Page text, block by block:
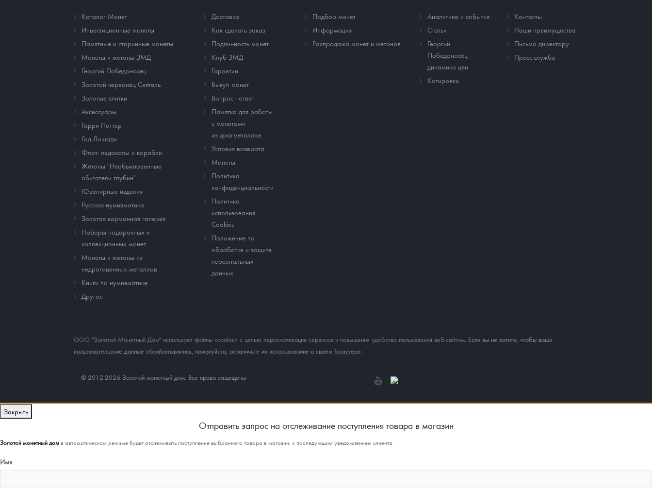
Каталог Монет
Инвестиционные монеты
Памятные и старинные монеты
Монеты и жетоны ЗМД
Георгий Победоносец
Золотой червонец Сеятель
Золотые слитки
Аксессуары
Гарри Поттер
Год Лошади
Флот: ледоколы и корабли
Жетоны "Необыкновенные
обитатели глубин"
Ювелирные изделия
Русская нумизматика
Золотая карманная галерея
Наборы подарочных и
коллекционных монет
Монеты и жетоны из
недрагоценных металлов
Книги по нумизматике
Другое
Доставка
Как сделать заказ
Подлинность монет
Клуб ЗМД
Гарантии
Выкуп монет
Вопрос - ответ
Памятка для работы
с монетами
из драгметаллов
Условия возврата
Монеты
Политика
конфиденциальности
Политика
использования
Cookies
Положение по
обработке и защите
персональных
данных
Подбор монет
Информация
Распродажа монет и жетонов
Аналитика и события
Cтатьи
Георгий
Победоносец -
динамика цен
Котировки
Контакты
Наши преимущества
Письмо директору
Пресс-служба
ООО "Золотой Монетный Дом" использует файлы «cookie» с целью персонализации сервисов и повышения удобства пользования веб-сайтом . Если вы не хотите, чтобы ваши
пользовательские данные обрабатывались, пожалуйста, ограничьте их использование в своём браузере.
© 2012-2026 Золотой монетный дом. Все права защищены
Закрыть
Отправить запрос на отслеживание поступления товара в магазин
Золотой монетный домв автоматическом режиме будет отслеживать поступление выбранного товара в магазин, с последующим уведомлением клиента.
Имя